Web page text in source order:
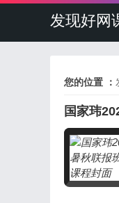
发现好网
您的位置 ：
国家玮